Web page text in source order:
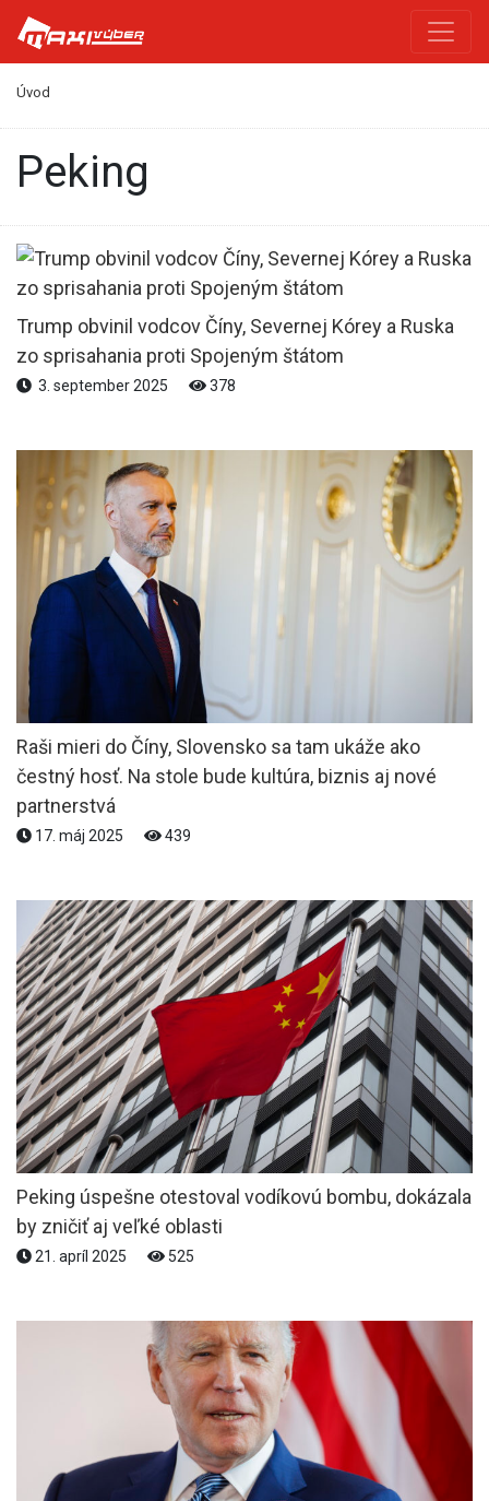
Úvod
Peking
Trump obvinil vodcov Číny, Severnej Kórey a Ruska
zo sprisahania proti Spojeným štátom
3. september 2025 378
Raši mieri do Číny, Slovensko sa tam ukáže ako
čestný hosť. Na stole bude kultúra, biznis aj nové
partnerstvá
17. máj 2025 439
Peking úspešne otestoval vodíkovú bombu, dokázala
by zničiť aj veľké oblasti
21. apríl 2025 525